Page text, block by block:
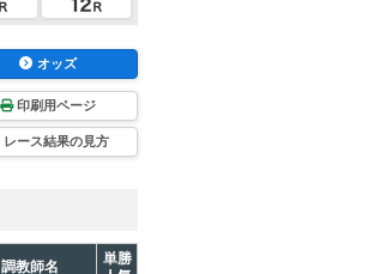
オッズ
印刷用ページ
レース結果の見方
調教師名
単勝